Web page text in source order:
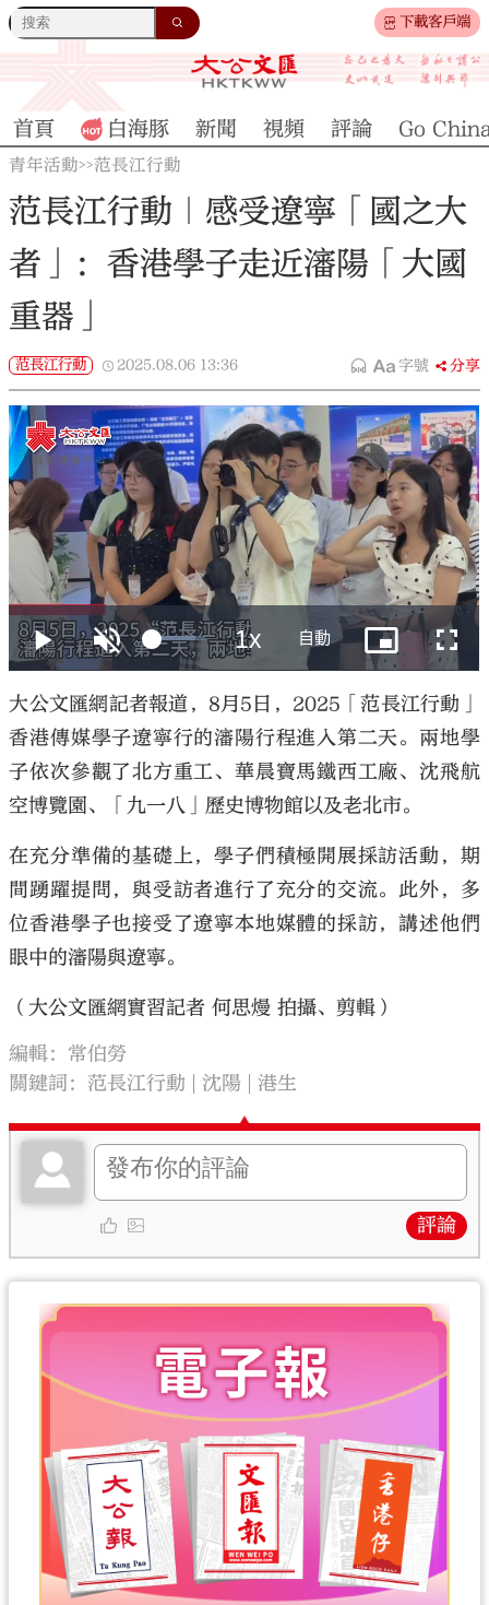
下載客戶端
大公文匯
首頁 白海豚 新聞 視頻 評論 Go
青年活動>>范長江行動
范長江行動｜感受遼寧「國之大
者」：香港學子走近瀋陽「大國
重器」
范長江行動 2025.08.06 13:36 字號 分享
大公文匯網記者報道，8月5日，2025「范長江行動」
香港傳媒學子遼寧行的瀋陽行程進入第二天。兩地學
子依次參觀了北方重工、華晨寶馬鐵西工廠、沈飛航
空博覽園、「九一八」歷史博物館以及老北市。
在充分準備的基礎上，學子們積極開展採訪活動，期
間踴躍提問，與受訪者進行了充分的交流。此外，多
位香港學子也接受了遼寧本地媒體的採訪，講述他們
眼中的瀋陽與遼寧。
（大公文匯網實習記者 何思熳 拍攝、剪輯）
編輯：常伯勞
關鍵詞： 范長江行動 沈陽 港生
評論